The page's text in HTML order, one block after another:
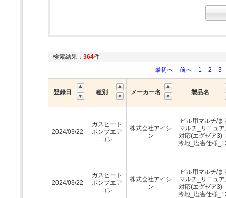
検索結果： 364件
最初へ
前へ 1 2 3
登録日 種別 メーカー名 製品名
2024/03/22
ガスヒート
ポンプエア
コン
株式会社アイシ
ン
ビル用マルチ/ま
マルチ_リニュ
対応(エグゼア
冷地_塩害仕様
2024/03/22
ガスヒート
ポンプエア
コン
株式会社アイシ
ン
ビル用マルチ/ま
マルチ_リニュ
対応(エグゼア
冷地_塩害仕様